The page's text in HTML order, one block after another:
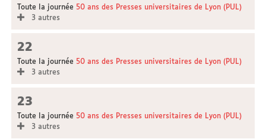
Toute la journée 50 ans des Presses universitaires de Lyon (PUL)
3 autres
22
Toute la journée 50 ans des Presses universitaires de Lyon (PUL)
3 autres
23
Toute la journée 50 ans des Presses universitaires de Lyon (PUL)
3 autres